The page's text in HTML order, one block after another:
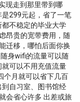
现走到那里带到哪
299元起，省了一笔
不稳定的毕业大学
昂贵的宽带费用，随
迁移，哪怕后面你换
身wifi的流量可以随
可以不用充值流量
个月就可以省下几百
自习室、图书馆经
会省心许多 出差或旅